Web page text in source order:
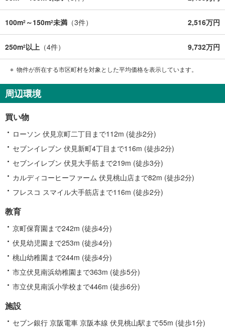
100m2 ～150m2未満 （3件） 2,516万円
250m2以上 （4件） 9,732万円
物件が所在する市区町村を対象とした平均価格を表示しています。
周辺環境
買い物
ローソン 伏見京町二丁目まで112m (徒歩2分)
セブンイレブン 伏見新町4丁目まで116m (徒歩2分)
セブンイレブン 伏見大手筋まで219m (徒歩3分)
カルディコーヒーファーム 伏見桃山店まで82m (徒歩2分)
フレスコ スマイル大手筋店まで116m (徒歩2分)
教育
京町保育園まで242m (徒歩4分)
伏見幼児園まで253m (徒歩4分)
桃山幼稚園まで244m (徒歩4分)
市立伏見南浜幼稚園まで363m (徒歩5分)
市立伏見南浜小学校まで446m (徒歩6分)
施設
セブン銀行 京阪電車 京阪本線 伏見桃山駅まで55m (徒歩1分)